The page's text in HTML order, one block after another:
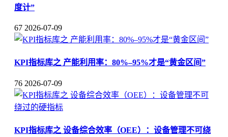
度计”
67 2026-07-09
KPI指标库之 产能利用率：80%–95%才是“黄金区间”
76 2026-07-09
KPI指标库之 设备综合效率（OEE）：设备管理不可绕